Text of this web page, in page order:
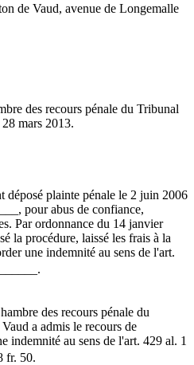
de Vaud, avenue de Longemalle
des recours pénale du Tribunal
mars 2013.
plainte pénale le 2 juin 2006
pour abus de confiance,
Par ordonnance du 14 janvier
la procédure, laissé les frais à la
une indemnité au sens de l'art.
des recours pénale du
a admis le recours de
indemnité au sens de l'art. 429 al. 1
fr. 50.